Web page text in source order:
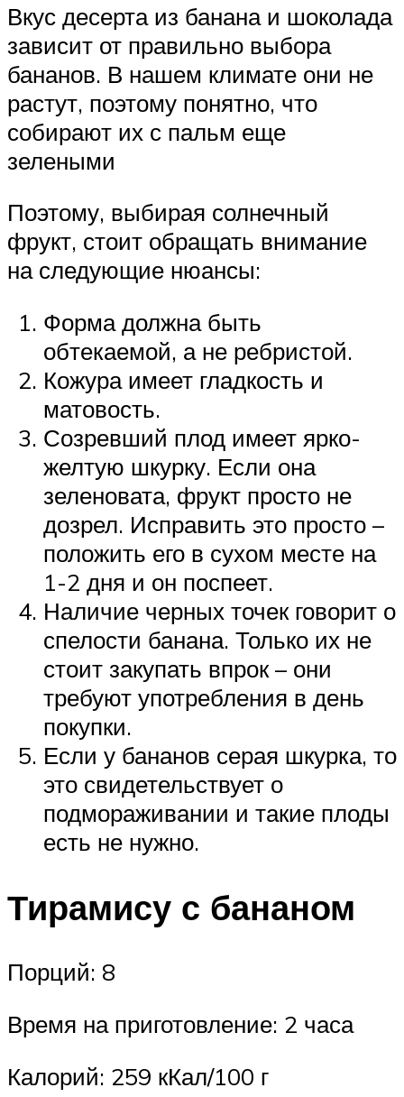
Вкус десерта из банана и шоколада
зависит от правильно выбора
бананов. В нашем климате они не
растут, поэтому понятно, что
собирают их с пальм еще
зелеными
Поэтому, выбирая солнечный
фрукт, стоит обращать внимание
на следующие нюансы:
Форма должна быть
обтекаемой, а не ребристой.
Кожура имеет гладкость и
матовость.
Созревший плод имеет ярко-
желтую шкурку. Если она
зеленовата, фрукт просто не
дозрел. Исправить это просто –
положить его в сухом месте на
1-2 дня и он поспеет.
Наличие черных точек говорит о
спелости банана. Только их не
стоит закупать впрок – они
требуют употребления в день
покупки.
Если у бананов серая шкурка, то
это свидетельствует о
подмораживании и такие плоды
есть не нужно.
Тирамису с бананом
Порций: 8
Время на приготовление: 2 часа
Калорий: 259 кКал/100 г